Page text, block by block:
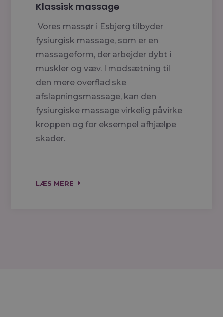
Klassisk massage
Vores massør i Esbjerg tilbyder
fysiurgisk massage, som er en
massageform, der arbejder dybt i
muskler og væv. I modsætning til
den mere overfladiske
afslapningsmassage, kan den
fysiurgiske massage virkelig påvirke
kroppen og for eksempel afhjælpe
skader.
LÆS MERE